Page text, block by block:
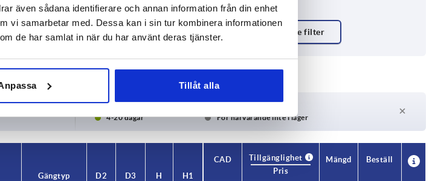
även sådana identifierare och annan information från din enhet
vi samarbetar med. Dessa kan i sin tur kombinera informationen
de har samlat in när du har använt deras tjänster.
Tillåt alla
Material komponent
stål
Färg grundkropp
skiffergrå RAL 7015
TABELLEN
1-3 dagar
4-20 dagar
För närvarande inte i lager
Gängtyp D2 D3 H H1
CAD
Tillgänglighet
Pris
Mängd Beställ